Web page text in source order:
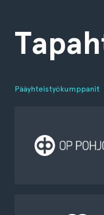
Pääyhteistyökumppanit